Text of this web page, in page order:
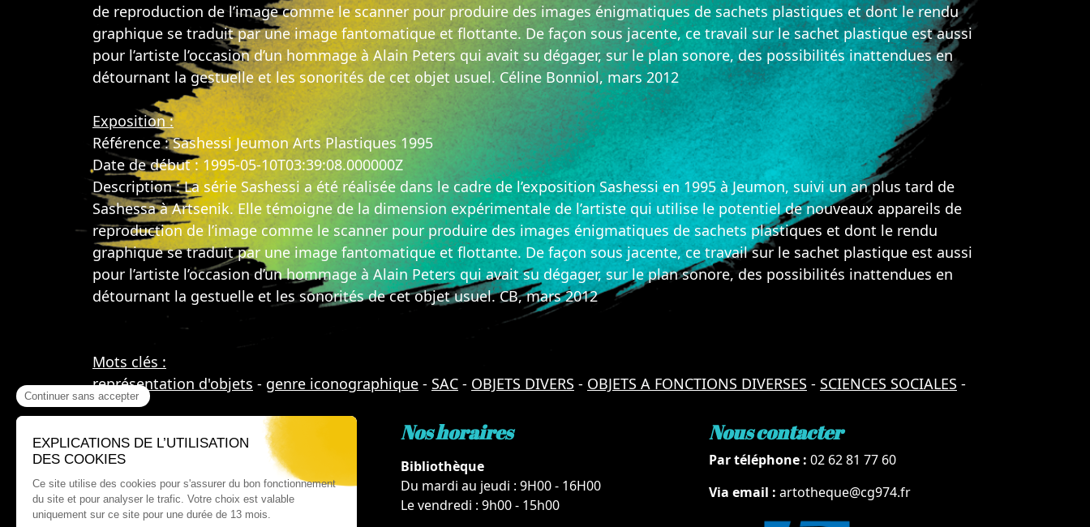
de reproduction de l’image comme le scanner pour produire des images énigmatiques de sachets plastiques et dont le rendu
graphique se traduit par une image fantomatique et flottante. De façon sous jacente, ce travail sur le sachet plastique est aussi
pour l’artiste l’occasion d’un hommage à Alain Peters qui avait su dégager, sur le plan sonore, des possibilités inattendues en
détournant la gestuelle et les sonorités de cet objet usuel. Céline Bonniol, mars 2012
Exposition :
Référence : Sashessi Jeumon Arts Plastiques 1995
Date de début : 1995-05-10T03:39:08.000000Z
Description : La série Sashessi a été réalisée dans le cadre de l’exposition Sashessi en 1995 à Jeumon, suivi un an plus tard de
Sashessa à Artsenik. Elle témoigne de la dimension expérimentale de l’artiste qui utilise le potentiel de nouveaux appareils de
reproduction de l’image comme le scanner pour produire des images énigmatiques de sachets plastiques et dont le rendu
graphique se traduit par une image fantomatique et flottante. De façon sous jacente, ce travail sur le sachet plastique est aussi
pour l’artiste l’occasion d’un hommage à Alain Peters qui avait su dégager, sur le plan sonore, des possibilités inattendues en
détournant la gestuelle et les sonorités de cet objet usuel. CB, mars 2012
Mots clés :
représentation d'objets - genre iconographique - SAC - OBJETS DIVERS - OBJETS A FONCTIONS DIVERSES - SCIENCES SOCIALES -
Où nous trouver ?
60 rue Victor Le Vigoureux,
97410 Saint Pierre
Nos horaires
Bibliothèque
Du mardi au jeudi : 9H00 - 16H00
Le vendredi : 9h00 - 15h00
Nous contacter
Par téléphone : 02 62 81 77 60
Via email : artotheque@cg974.fr